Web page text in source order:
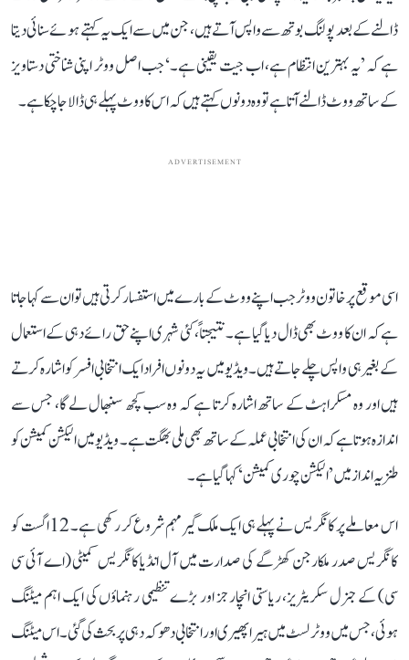
ڈالنے کے بعد پولنگ بوتھ سے واپس آتے ہیں، جن میں سے ایک یہ کہتے ہوئے سنائی دیتا
ہے کہ ’یہ بہترین انتظام ہے، اب جیت یقینی ہے۔‘ جب اصل ووٹر اپنی شناختی دستاویز
کے ساتھ ووٹ ڈالنے آتا ہے تو وہ دونوں کہتے ہیں کہ اس کا ووٹ پہلے ہی ڈالا جا چکا ہے۔
ADVERTISEMENT
اسی موقع پر خاتون ووٹر جب اپنے ووٹ کے بارے میں استفسار کرتی ہیں تو ان سے کہا جاتا
ہے کہ ان کا ووٹ بھی ڈال دیا گیا ہے۔ نتیجتاً، کئی شہری اپنے حق رائے دہی کے استعمال
کے بغیر ہی واپس چلے جاتے ہیں۔ ویڈیو میں یہ دونوں افراد ایک انتخابی افسر کو اشارہ کرتے
ہیں اور وہ مسکراہٹ کے ساتھ اشارہ کرتا ہے کہ وہ سب کچھ سنبھال لے گا، جس سے
اندازہ ہوتا ہے کہ ان کی انتخابی عملہ کے ساتھ بھی ملی بھگت ہے۔ ویڈیو میں الیکشن کمیشن کو
طنزیہ انداز میں ’الیکشن چوری کمیشن‘ کہا گیا ہے۔
اس معاملے پر کانگریس نے پہلے ہی ایک ملک گیر مہم شروع کر رکھی ہے۔ 12 اگست کو
کانگریس صدر ملکارجن کھڑگے کی صدارت میں آل انڈیا کانگریس کمیٹی (اے آئی سی
سی) کے جنرل سکریٹریز، ریاستی انچارجز اور بڑے تنظیمی رہنماؤں کی ایک اہم میٹنگ
ہوئی، جس میں ووٹر لسٹ میں ہیرا پھیری اور انتخابی دھوکہ دہی پر بحث کی گئی۔ اس میٹنگ